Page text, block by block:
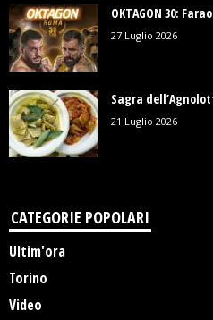
OKTAGON 30:
27 Luglio 2026
Sagra
21 Luglio 2026
CATEGORIE POPOLARI
Ultim'ora
Torino
Video